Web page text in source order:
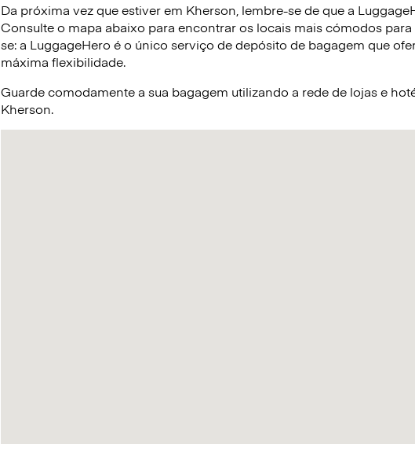
Da próxima vez que estiver em Kherson, lembre-se de que a
Consulte o mapa abaixo para encontrar os locais mais cómodos
se: a LuggageHero é o único serviço de depósito de bagagem que
máxima flexibilidade.
Guarde comodamente a sua bagagem utilizando a rede de lojas e
Kherson.